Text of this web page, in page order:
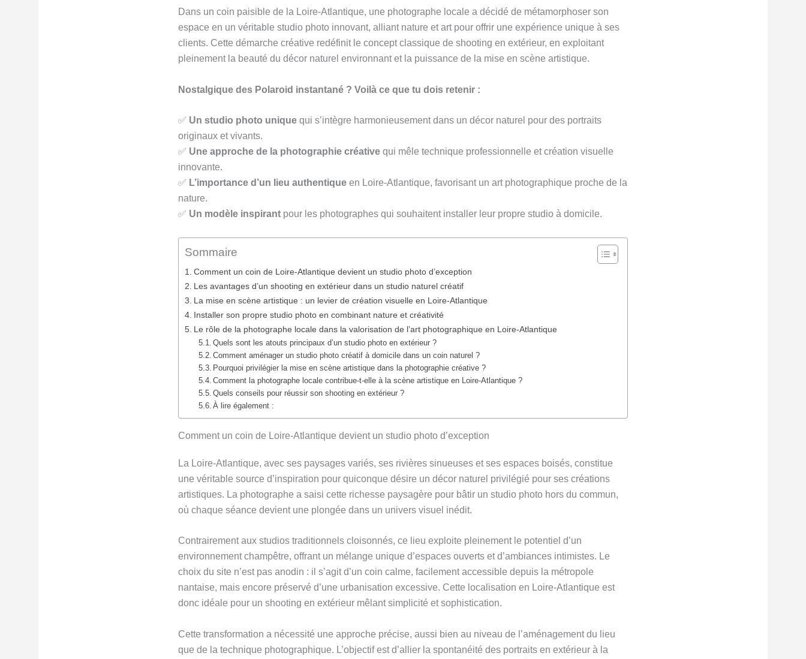
Dans un coin paisible de la Loire-Atlantique, une photographe locale a décidé de métamorphoser son
espace en un véritable studio photo innovant, alliant nature et art pour offrir une expérience unique à ses
clients. Cette démarche créative redéfinit le concept classique de shooting en extérieur, en exploitant
pleinement la beauté du décor naturel environnant et la puissance de la mise en scène artistique.
Nostalgique des Polaroid instantané ? Voilà ce que tu dois retenir :
✅ Un studio photo unique qui s’intègre harmonieusement dans un décor naturel pour des portraits
originaux et vivants.
✅ Une approche de la photographie créative qui mêle technique professionnelle et création visuelle
innovante.
✅ L’importance d’un lieu authentique en Loire-Atlantique, favorisant un art photographique proche de la
nature.
✅ Un modèle inspirant pour les photographes qui souhaitent installer leur propre studio à domicile.
Sommaire
Comment un coin de Loire-Atlantique devient un studio photo d’exception
Les avantages d’un shooting en extérieur dans un studio naturel créatif
La mise en scène artistique : un levier de création visuelle en Loire-Atlantique
Installer son propre studio photo en combinant nature et créativité
Le rôle de la photographe locale dans la valorisation de l’art photographique en Loire-Atlantique
Quels sont les atouts principaux d’un studio photo en extérieur ?
Comment aménager un studio photo créatif à domicile dans un coin naturel ?
Pourquoi privilégier la mise en scène artistique dans la photographie créative ?
Comment la photographe locale contribue-t-elle à la scène artistique en Loire-Atlantique ?
Quels conseils pour réussir son shooting en extérieur ?
À lire également :
Comment un coin de Loire-Atlantique devient un studio photo d’exception
La Loire-Atlantique, avec ses paysages variés, ses rivières sinueuses et ses espaces boisés, constitue
une véritable source d’inspiration pour quiconque désire un décor naturel privilégié pour ses créations
artistiques. La photographe a saisi cette richesse paysagère pour bâtir un studio photo hors du commun,
où chaque séance devient une plongée dans un univers visuel inédit.
Contrairement aux studios traditionnels cloisonnés, ce lieu exploite pleinement le potentiel d’un
environnement champêtre, offrant un mélange unique d’espaces ouverts et d’ambiances intimistes. Le
choix du site n’est pas anodin : il s’agit d’un coin calme, facilement accessible depuis la métropole
nantaise, mais encore préservé d’une urbanisation excessive. Cette localisation en Loire-Atlantique est
donc idéale pour un shooting en extérieur mêlant simplicité et sophistication.
Cette transformation a nécessité une approche précise, aussi bien au niveau de l’aménagement du lieu
que de la technique photographique. L’objectif est d’allier la spontanéité des portraits en extérieur à la